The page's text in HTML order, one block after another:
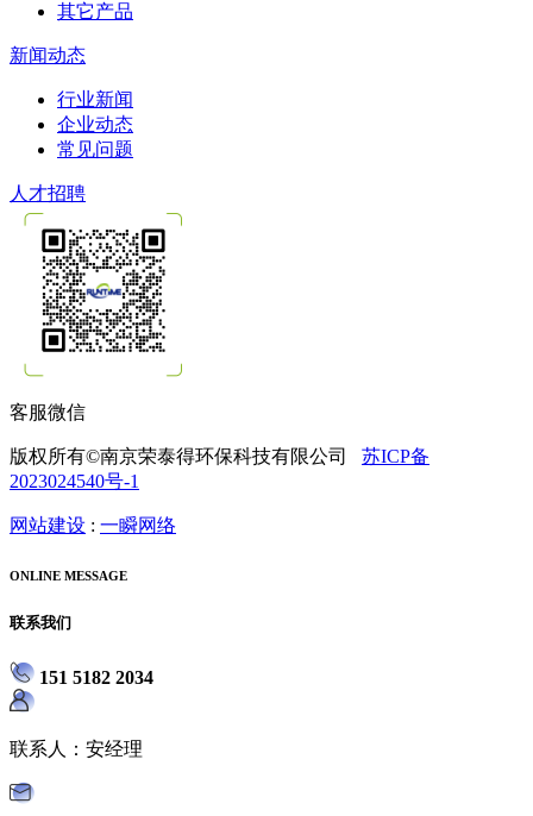
其它产品
新闻动态
行业新闻
企业动态
常见问题
人才招聘
客服微信
版权所有©南京荣泰得环保科技有限公司 苏ICP备
2023024540号-1
网站建设 : 一瞬网络
ONLINE MESSAGE
联系我们
151 5182 2034
联系人：安经理